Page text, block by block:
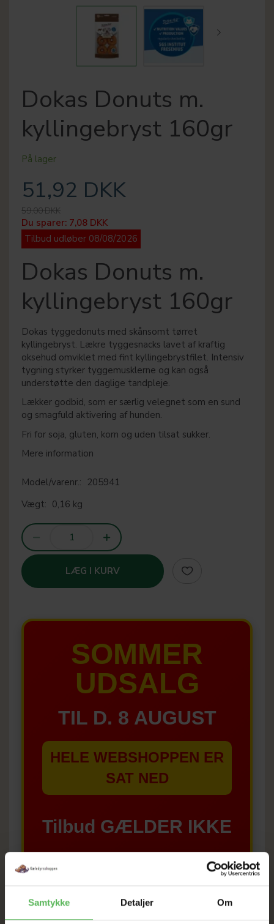
Samtykke Detaljer Om
Dokas Donuts m.
kyllingebryst 160gr
På lager
51,92 DKK
59,00 DKK
Du sparer: 7,08 DKK
Tilbud udløber 08/08/2026
Dokas Donuts m.
kyllingebryst 160gr
Dokas tyggedonuts med skånsomt tørret
kyllingebryst. Lækre tyggesnacks lavet af kraftig
oksehud omviklet med fint kyllingebrystfilet. Intensiv
tygning styrker tyggemusklerne og kan også
understøtte den daglige tandpleje.
Lækker godbid, som er særlig velegnet som en sund
og smagfuld aktivering af hunden.
Fri for soja, gluten, korn og uden tilsat sukker.
Mere information
Model/varenr.: 205941
Vægt: 0,16 kg
LÆG I KURV
SOMMER
UDSALG
TIL D. 8 AUGUST
HELE WEBSHOPPEN ER
SAT NED
Tilbud GÆLDER IKKE
I FYSISK BUTIKKERE